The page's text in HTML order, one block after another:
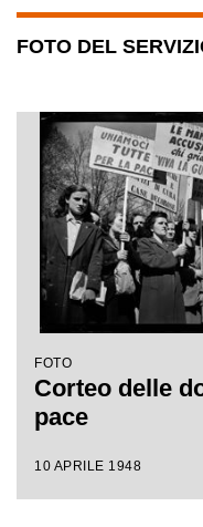
FOTO DEL
FOTO
Corteo delle
pace
10 APRILE 1948